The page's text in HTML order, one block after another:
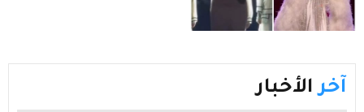
آخر الأخبار